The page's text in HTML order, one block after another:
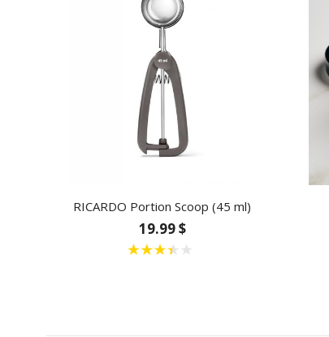
RICARDO Portion Scoop (45 ml)
19.99 $